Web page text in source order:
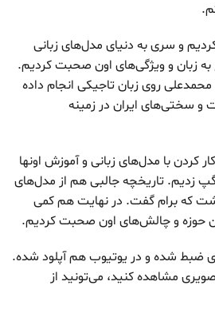
و سری به دنیای مدل‌های زبانی
زبان و ویژگی‌های اون صحبت کردیم.
محمدعلی روی زبان تاجیکی انجام داده
سختی‌های ایران در زمینه
کردن با مدل‌های زبانی و آموزش اونها
زدیم. تاریخچه جالبی هم از مدل‌های
که برام گفت. در نهایت هم کمی
حوزه و چالش‌های اون صحبت کردیم.
شده و در یوتیوب هم آپلود شده.
مشاهده کنید، می‌تونید از